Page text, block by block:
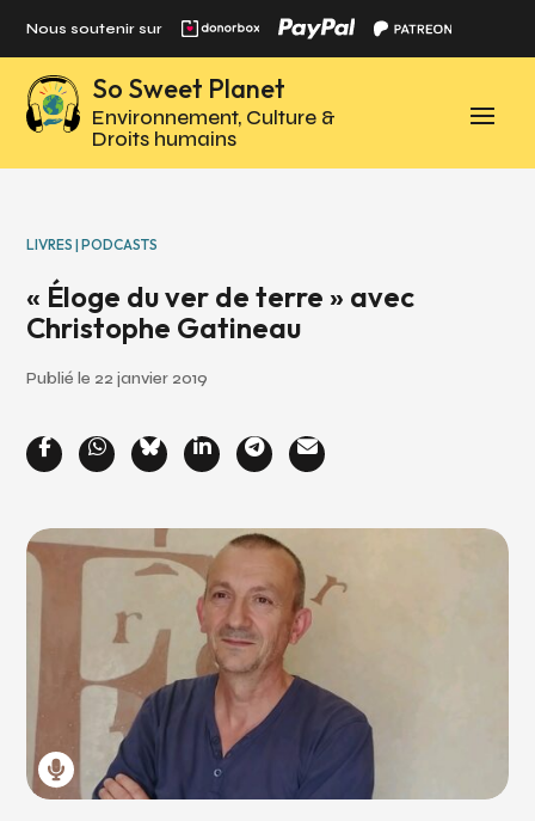
Nous soutenir sur
So Sweet Planet
Environnement, Culture &
Droits humains
LIVRES | PODCASTS
« Éloge du ver de terre » avec
Christophe Gatineau
Publié le 22 janvier 2019
Panneau de gestion des cookies